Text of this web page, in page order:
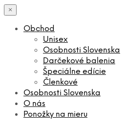
×
Obchod
Unisex
Osobnosti Slovenska
Darčekové balenia
Špeciálne edície
Členkové
Osobnosti Slovenska
O nás
Ponožky na mieru